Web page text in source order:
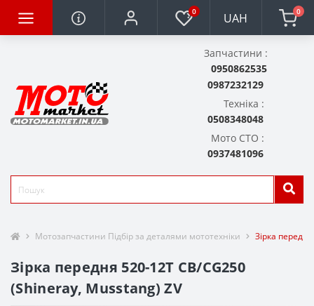
0 UAH 0
Запчастини :
0950862535
0987232129
Техніка :
0508348048
Мото СТО :
0937481096
Мотозапчастини Підбір за деталями мототехніки Зірка
Зірка передня 520-12T CB/CG250
(Shineray, Musstang) ZV